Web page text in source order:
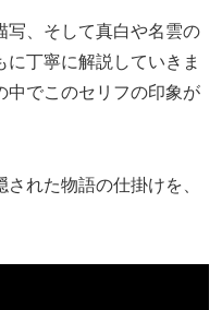
写、そして真白や名雲の
丁寧に解説していきま
中でこのセリフの印象が
れた物語の仕掛けを、